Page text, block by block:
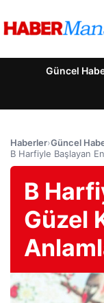
Güncel
Haberler›Güncel
B Harfiyle Başlayan
B
Güzel